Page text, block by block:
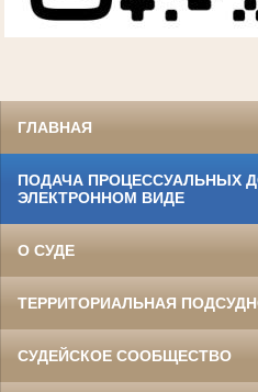
ГЛАВНАЯ
ПОДАЧА ПРОЦЕССУАЛЬНЫХ
ЭЛЕКТРОННОМ ВИДЕ
О СУДЕ
ТЕРРИТОРИАЛЬНАЯ
СУДЕЙСКОЕ СООБЩЕСТВО